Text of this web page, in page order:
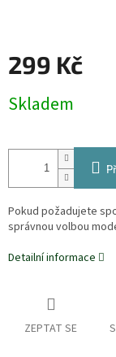
299 Kč
cena:
Skladem
Pokud požadujete
správnou volbou
Detailní informace
ZEPTAT SE